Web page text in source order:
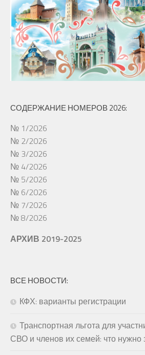
СОДЕРЖАНИЕ НОМЕРОВ 2026:
№ 1/2026
№ 2/2026
№ 3/2026
№ 4/2026
№ 5/2026
№ 6/2026
№ 7/2026
№ 8/2026
АРХИВ 2019-2025
ВСЕ НОВОСТИ:
КФХ: варианты регистрации
Транспортная льгота для
СВО и членов их семей: что нужно